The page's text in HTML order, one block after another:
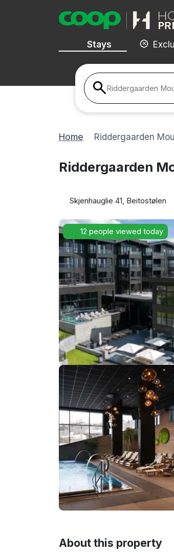
Stays
Riddergaarden
Home Riddergaarden
Riddergaarden
Skjenhauglie 41, Beitostølen
12 people viewed today
About this property